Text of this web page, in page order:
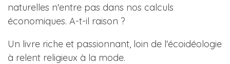
naturelles n'entre pas dans nos calculs
économiques. A-t-il raison ?
Un livre riche et passionnant, loin de l'écoidéologie
à relent religieux à la mode.